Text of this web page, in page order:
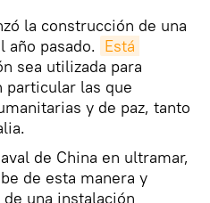
la construcción de una
año pasado. Está
sea utilizada para
particular las que
y de paz, tanto
de China en ultramar,
de esta manera y
una instalación